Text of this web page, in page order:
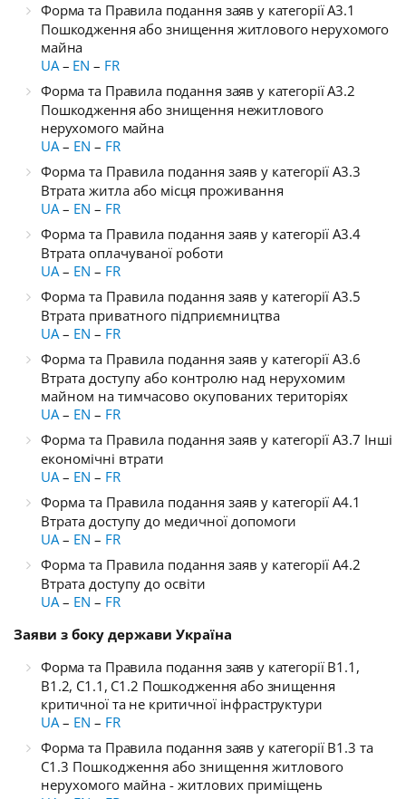
Форма та Правила подання заяв у категорії А3.1
Пошкодження або знищення житлового нерухомого
майна
UA– EN – FR
Форма та Правила подання заяв у категорії А3.2
Пошкодження або знищення нежитлового
нерухомого майна
UA– EN – FR
Форма та Правила подання заяв у категорії A3.3
Втрата житла або місця проживання
UA– EN – FR
Форма та Правила подання заяв у категорії A3.4
Втрата оплачуваної роботи
UA– EN – FR
Форма та Правила подання заяв у категорії A3.5
Втрата приватного підприємництва
UA– EN – FR
Форма та Правила подання заяв у категорії A3.6
Втрата доступу або контролю над нерухомим
майном на тимчасово окупованих територіях
UA– EN – FR
Форма та Правила подання заяв у категорії A3.7 Інші
економічні втрати
UA– EN – FR
Форма та Правила подання заяв у категорії A4.1
Втрата доступу до медичної допомоги
UA– EN – FR
Форма та Правила подання заяв у категорії A4.2
Втрата доступу до освіти
UA– EN – FR
Заяви з боку держави Україна
Форма та Правила подання заяв у категорії B1.1,
B1.2, C1.1, C1.2 Пошкодження або знищення
критичної та не критичної інфраструктури
UA– EN – FR
Форма та Правила подання заяв у категорії B1.3 та
C1.3 Пошкодження або знищення житлового
нерухомого майна - житлових приміщень